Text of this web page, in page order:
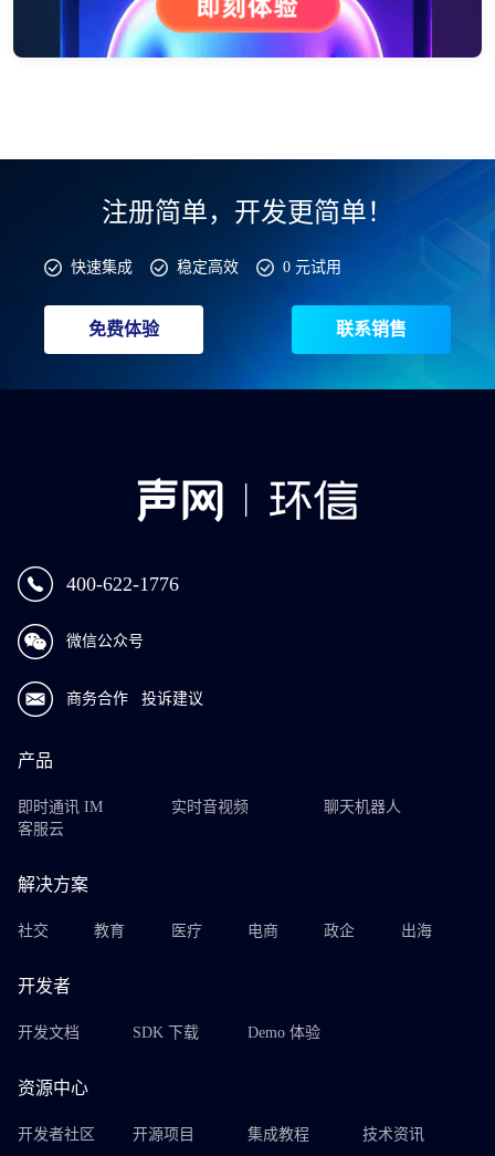
注册简单，开发更简单！
快速集成 稳定高效 0 元试用
免费体验 联系销售
400-622-1776
微信公众号
商务合作 投诉建议
产品
即时通讯 IM 实时音视频
聊天机器人
客服云
解决方案
社交 教育 医疗 电商 政企 出海
开发者
开发文档 SDK 下载 Demo 体验
资源中心
开发者社区 开源项目 集成教程 技术资讯